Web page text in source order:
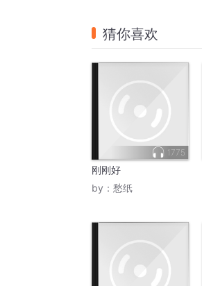
猜你喜欢
1775
刚刚好
by： 愁纸